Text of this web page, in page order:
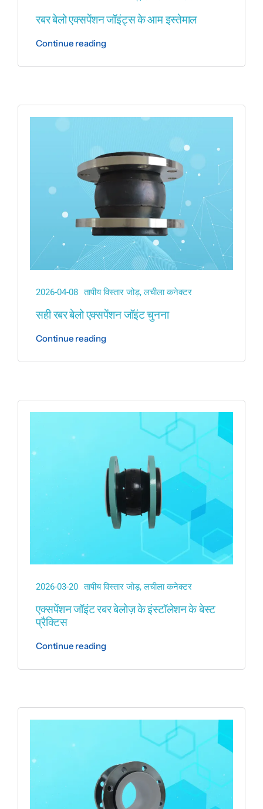
रबर बेलो एक्सपेंशन जॉइंट्स के आम इस्तेमाल
Continue reading
2026-04-08 तापीय विस्तार जोड़,लचीला कनेक्टर
सही रबर बेलो एक्सपेंशन जॉइंट चुनना
Continue reading
2026-03-20 तापीय विस्तार जोड़,लचीला कनेक्टर
एक्सपेंशन जॉइंट रबर बेलोज़ के इंस्टॉलेशन के बेस्ट
प्रैक्टिस
Continue reading